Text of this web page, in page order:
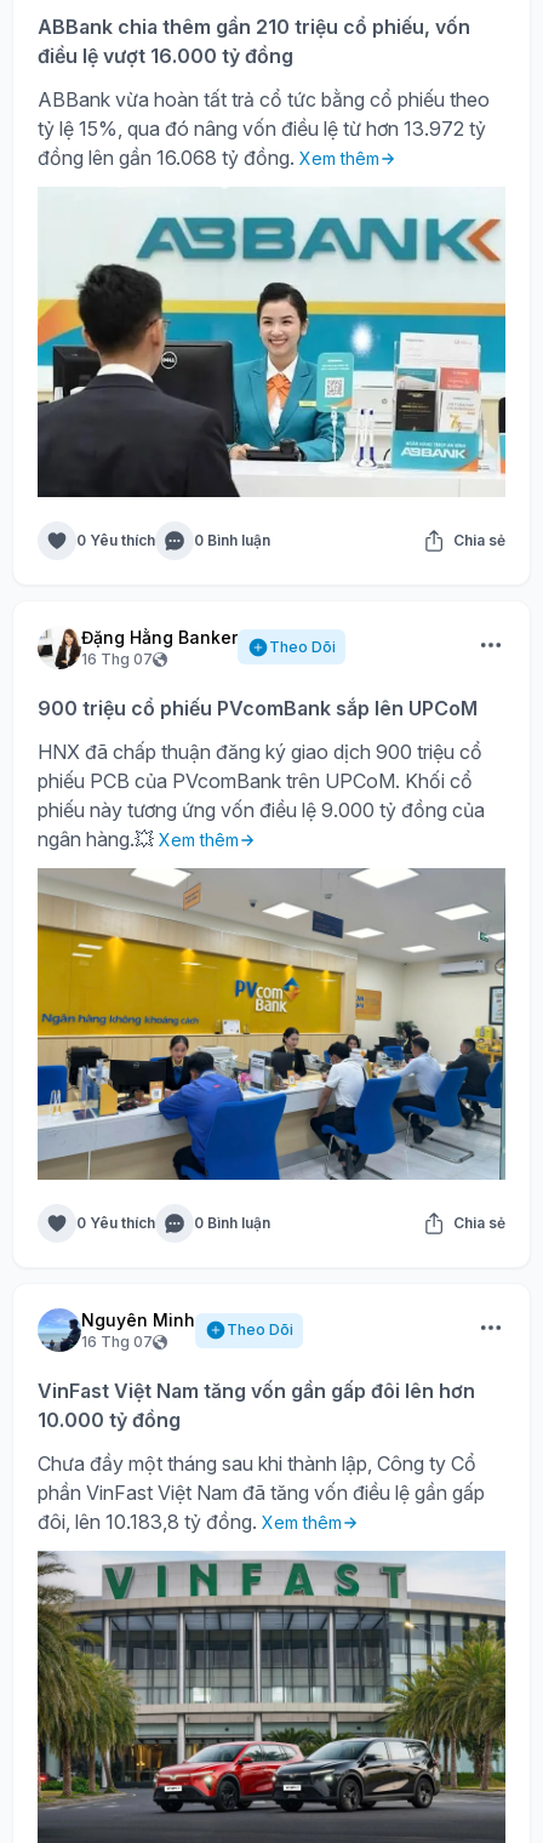
ABBank chia thêm gần 210 triệu cổ phiếu, vốn
điều lệ vượt 16.000 tỷ đồng
ABBank vừa hoàn tất trả cổ tức bằng cổ phiếu theo
tỷ lệ 15%, qua đó nâng vốn điều lệ từ hơn 13.972 tỷ
đồng lên gần 16.068 tỷ đồng. Xem thêm
0 Yêu thích 0 Bình luận Chia sẻ
Đặng Hằng Banker
16 Thg 07
Theo Dõi
900 triệu cổ phiếu PVcomBank sắp lên UPCoM
HNX đã chấp thuận đăng ký giao dịch 900 triệu cổ
phiếu PCB của PVcomBank trên UPCoM. Khối cổ
phiếu này tương ứng vốn điều lệ 9.000 tỷ đồng của
ngân hàng.💥 Xem thêm
0 Yêu thích 0 Bình luận Chia sẻ
Nguyên Minh
16 Thg 07
Theo Dõi
VinFast Việt Nam tăng vốn gần gấp đôi lên hơn
10.000 tỷ đồng
Chưa đầy một tháng sau khi thành lập, Công ty Cổ
phần VinFast Việt Nam đã tăng vốn điều lệ gần gấp
đôi, lên 10.183,8 tỷ đồng. Xem thêm